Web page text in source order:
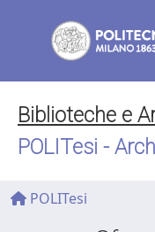
Biblioteche e
POLITesi -
POLITesi